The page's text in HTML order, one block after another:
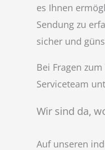
es Ihnen
Sendung zu
sicher und
Bei Fragen
Serviceteam
Wir sind da,
Auf unseren